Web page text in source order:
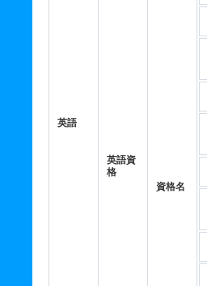
英語
英語資
格
資格名